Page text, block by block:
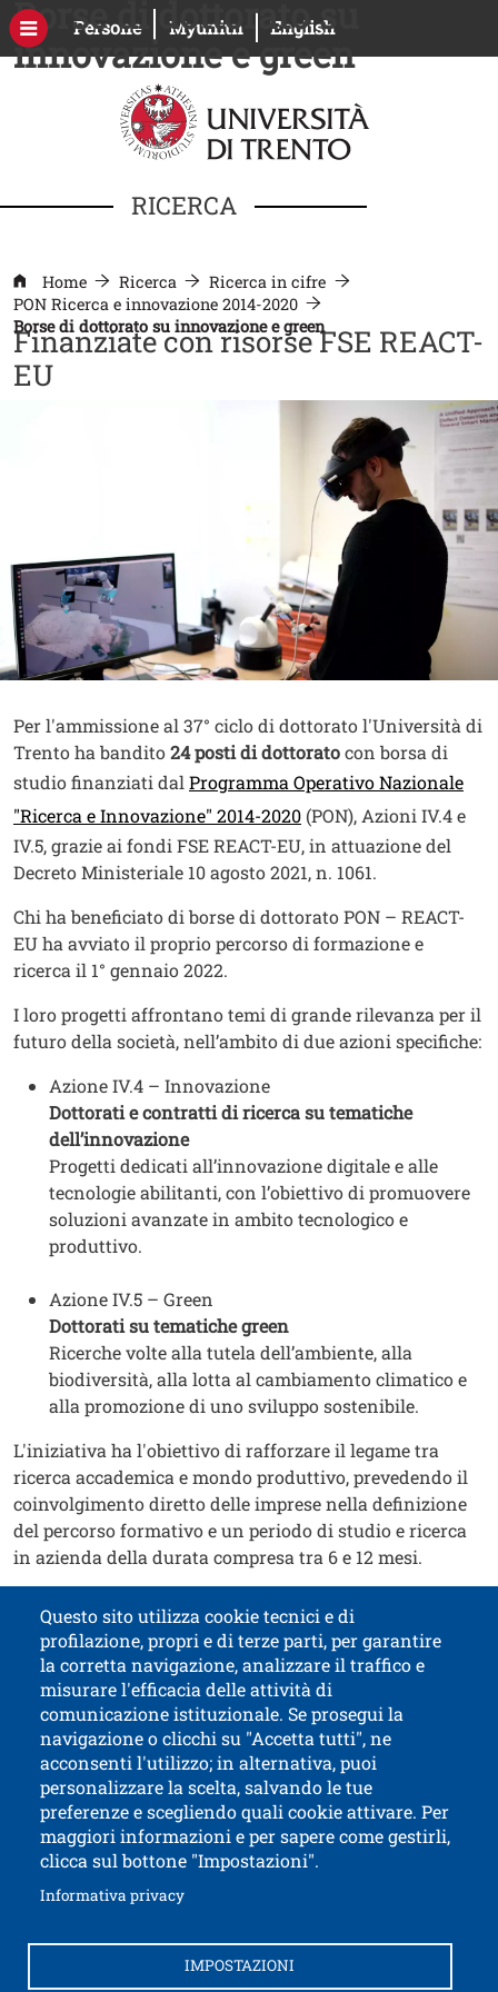
Salta al contenuto principale
PersoneApri il link in una nuova finestra
MyunitnApri il link in una nuova
English
RICERCA
Home Ricerca
Ricerca in cifre
PON Ricerca e innovazione 2014-2020
Borse di dottorato su innovazione e green
Borse di dottorato su
innovazione e green
Finanziate con risorse FSE REACT-
EU
Contenuto
Testo
Per l'ammissione al 37° ciclo di dottorato l'Università di
Trento ha bandito24 posti di dottoratocon borsa di
studio finanziati dal Programma Operativo Nazionale
"Ricerca e Innovazione" 2014-2020Apri il link in una
(PON), Azioni IV.4 e
IV.5, grazie ai fondi FSE REACT-EU, in attuazione del
Decreto Ministeriale 10 agosto 2021, n. 1061.
Chi ha beneficiato di borse di dottorato PON – REACT-
EU ha avviato il proprio percorso di formazione e
ricerca il 1° gennaio 2022.
I loro progetti affrontano temi di grande rilevanza per il
futuro della società, nell’ambito di due azioni specifiche:
Azione IV.4 – Innovazione
Dottorati e contratti di ricerca su tematiche
dell’innovazione
Progetti dedicati all’innovazione digitale e alle
tecnologie abilitanti, con l’obiettivo di promuovere
soluzioni avanzate in ambito tecnologico e
produttivo.
Azione IV.5 – Green
Dottorati su tematiche green
Ricerche volte alla tutela dell’ambiente, alla
biodiversità, alla lotta al cambiamento climatico e
alla promozione di uno sviluppo sostenibile.
L'iniziativa ha l'obiettivo di rafforzare il legame tra
ricerca accademica e mondo produttivo, prevedendo il
coinvolgimento diretto delle imprese nella definizione
del percorso formativo e un periodo di studio e ricerca
in azienda della durata compresa tra 6 e 12 mesi.
Contatti
Titolo contatti
Questo sito utilizza cookie tecnici e di
profilazione, propri e di terze parti, per garantire
la corretta navigazione, analizzare il traffico e
misurare l'efficacia delle attività di
comunicazione istituzionale. Se prosegui la
navigazione o clicchi su "Accetta tutti", ne
acconsenti l'utilizzo; in alternativa, puoi
personalizzare la scelta, salvando le tue
preferenze e scegliendo quali cookie attivare. Per
maggiori informazioni e per sapere come gestirli,
clicca sul bottone "Impostazioni".
Informativa privacyApri il link in una nuova finestra
IMPOSTAZIONI
Università di Trento
via Calepina, 14 - I-38122 Trento
P.IVA-C.F. 003​40520220
Accessibilità
Autenticazione SPID e CIE